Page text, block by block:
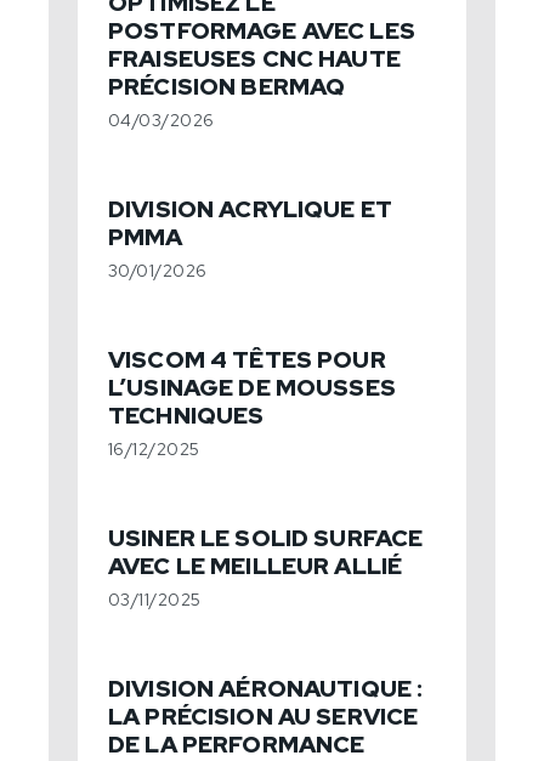
POSTFORMAGE AVEC LES
FRAISEUSES CNC HAUTE
PRÉCISION BERMAQ
04/03/2026
DIVISION ACRYLIQUE ET
PMMA
30/01/2026
VISCOM 4 TÊTES POUR
L’USINAGE DE MOUSSES
TECHNIQUES
16/12/2025
USINER LE SOLID SURFACE
AVEC LE MEILLEUR ALLIÉ
03/11/2025
DIVISION AÉRONAUTIQUE :
LA PRÉCISION AU SERVICE
DE LA PERFORMANCE